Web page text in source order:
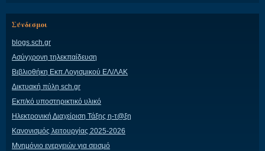
Σύνδεσμοι
blogs.sch.gr
Ασύγχρονη τηλεκπαίδευση
Βιβλιοθήκη Εκπ.Λογισμικού ΕΛ/ΛΑΚ
Δικτυακή πύλη sch.gr
Εκπ/κό υποστηρικτικό υλικό
Ηλεκτρονική Διαχείριση Τάξης η-τ@ξη
Κανονισμός λειτουργίας 2025-2026
Μνημόνιο ενεργειών για σεισμό